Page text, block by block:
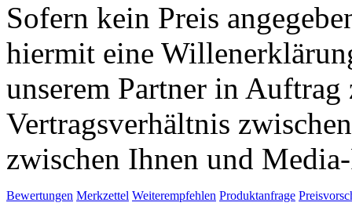
Sofern kein Preis
hiermit eine
unserem Partner in
Vertragsverhältnis
zwischen Ihnen und
Bewertungen Merkzettel Weiterempfehlen Produktanfrage